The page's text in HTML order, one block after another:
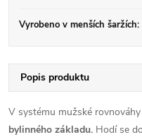
Vyrobeno v menších šaržích:
Popis produktu
V systému mužské
bylinného základu. Hodí se